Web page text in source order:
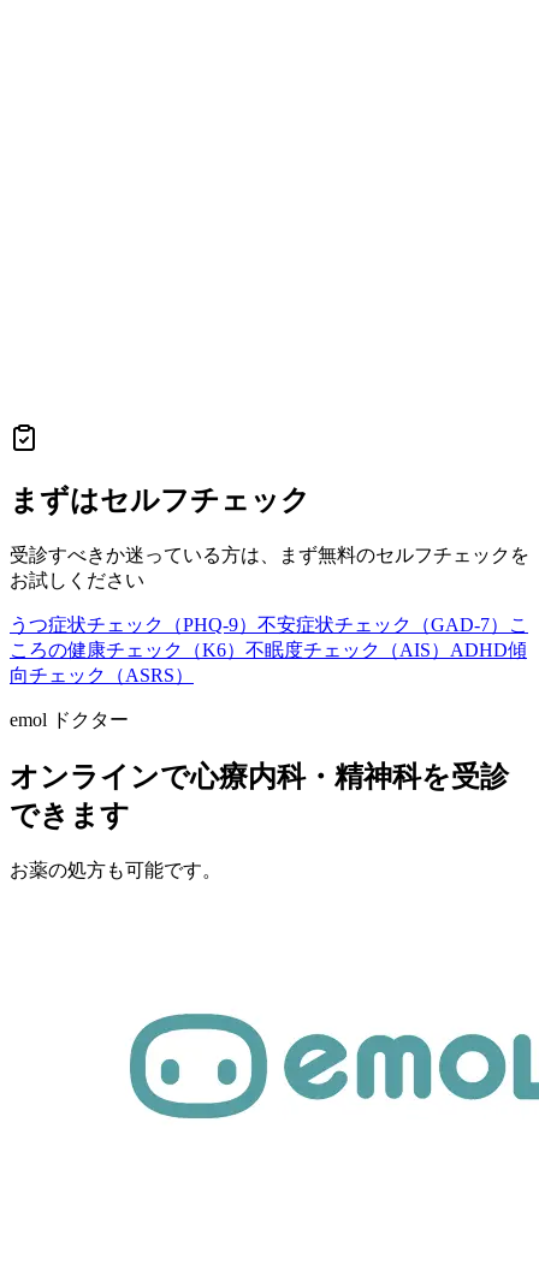
まずはセルフチェック
受診すべきか迷っている方は、まず無料のセルフチェックを
お試しください
うつ症状チェック（PHQ-9） 不安症状チェック（GAD-7）
こ
ころの健康チェック（K6） 不眠度チェック（AIS） ADHD傾
向チェック（ASRS）
emol ドクター
オンラインで心療内科・精神科を受診
できます
お薬の処方も可能です。